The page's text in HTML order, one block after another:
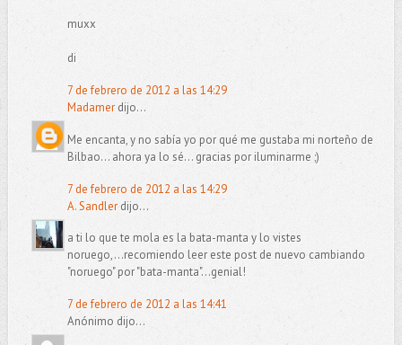
muxx
di
7 de febrero de 2012 a las 14:29
Madamerdijo...
Me encanta, y no sabía yo por qué me gustaba mi norteño de
Bilbao... ahora ya lo sé... gracias por iluminarme ;)
7 de febrero de 2012 a las 14:29
A. Sandlerdijo...
a ti lo que te mola es la bata-manta y lo vistes
noruego,...recomiendo leer este post de nuevo cambiando
"noruego" por "bata-manta"...genial!
7 de febrero de 2012 a las 14:41
Anónimo dijo...